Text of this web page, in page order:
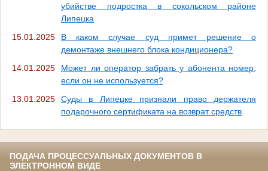
убийстве подростка в сокольском районе
Липецка
15.01.2025
В каком случае суд примет решение о
демонтаже внешнего блока кондиционера?
14.01.2025
Может ли оператор забрать у абонента номер,
если он не используется?
13.01.2025
Суды в Липецке признали право держателя
подарочного сертификата на возврат средств
ПОДАЧА ПРОЦЕССУАЛЬНЫХ ДОКУМЕНТОВ В
ЭЛЕКТРОННОМ ВИДЕ